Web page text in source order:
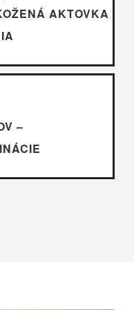
AKTOVKA
–